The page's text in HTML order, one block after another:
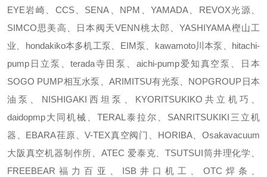
EYE岩崎、CCS、SENA、NPM、YAMADA、REVOX光源、
SIMCO思美高、日本阀天VENN桃太郎、YASHIYAMA樫山工
业、hondakiko本多机工泵、EIM泵、kawamoto川本泵、hitachi-
pump日立泵、terada寺田泵、aichi-pump爱知真空泵、日本
SOGO PUMP相互水泵、ARIMITSU有光泵、NOPGROUP日本
油泵、NISHIGAKI西坦泵、KYORITSUKIKO共立机巧、
daidopmp大同机械、TERAL泰拉尔、SANRITSUKIKI三立机
器、EBARA荏原、V-TEX真空阀门、HORIBA、Osakavacuum
大阪真空机器制作所、ATEC 爱泰克、TSUTSUI筒井理化学、
FREEBEAR福力百亚、ISB井口机工、OTC焊条、